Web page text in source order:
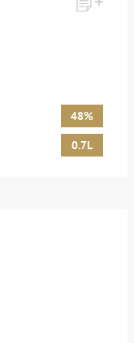
48%
0.7L